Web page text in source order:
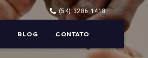
(54) 3286.1418
BLOG CONTATO